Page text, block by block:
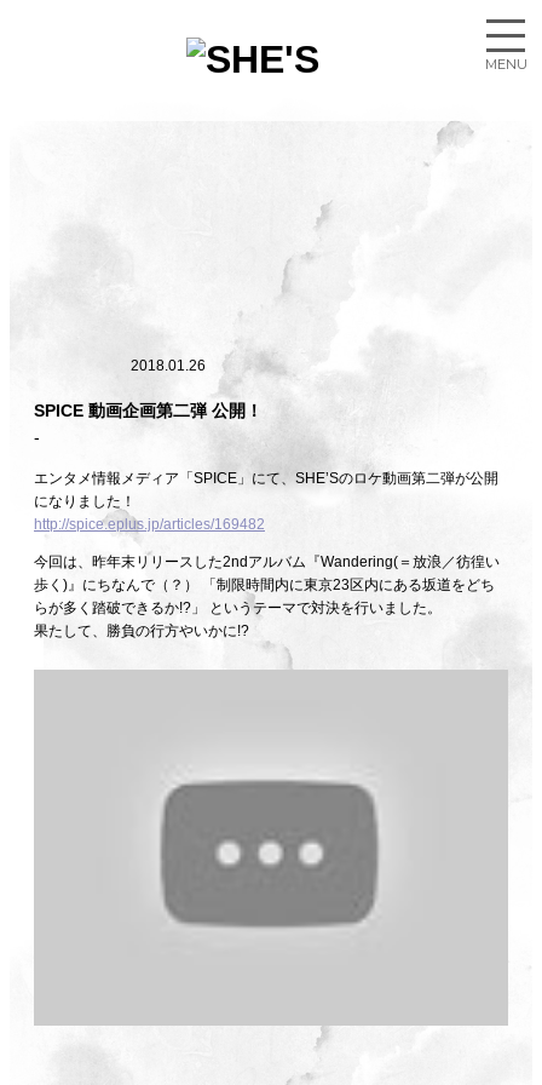
2018.01.26
SPICE 動画企画第二弾 公開！
エンタメ情報メディア「SPICE」にて、SHE’Sのロケ動画第二弾が公開
になりました！
http://spice.eplus.jp/articles/169482
今回は、昨年末リリースした2ndアルバム『Wandering(＝放浪／彷徨い
歩く)』にちなんで（？） 「制限時間内に東京23区内にある坂道をどち
らが多く踏破できるか!?」 というテーマで対決を行いました。
果たして、勝負の行方やいかに!?